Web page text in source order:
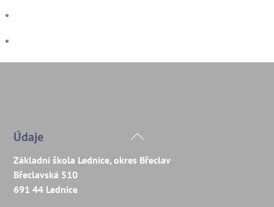
Back
Top
Údaje
Základní škola Lednice, okres Břeclav
Břeclavská 510
691 44 Lednice